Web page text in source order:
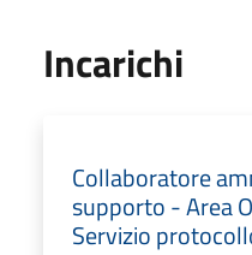
Incarichi
Collaboratore
supporto - Area
Servizio